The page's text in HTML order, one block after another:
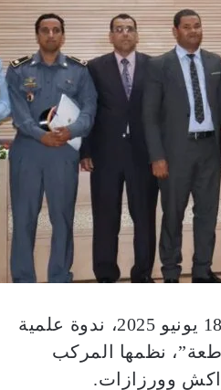
تنغير – احتضنت المحكمة الابتدائية بتنغير، مساء الأربعاء 18 يونيو 2025، ندوة علمية
نظمها المركب
وورزازات.